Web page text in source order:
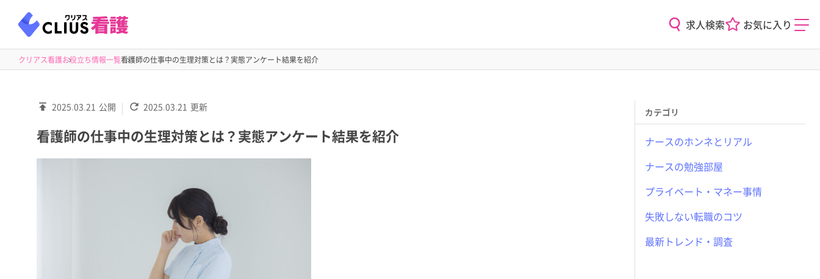
求人検索 お気に入り
クリアス看護お役立ち情報一覧看護師の仕事中の生理対策とは？実態アンケート結果を紹介
2025.03.21 公開 2025.03.21 更新
看護師の仕事中の生理対策とは？実態アンケート結果を紹介
カテゴリ
ナースのホンネとリアル
ナースの勉強部屋
プライベート・マネー事情
失敗しない転職のコツ
最新トレンド・調査